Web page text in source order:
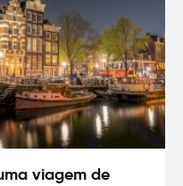
viagem de